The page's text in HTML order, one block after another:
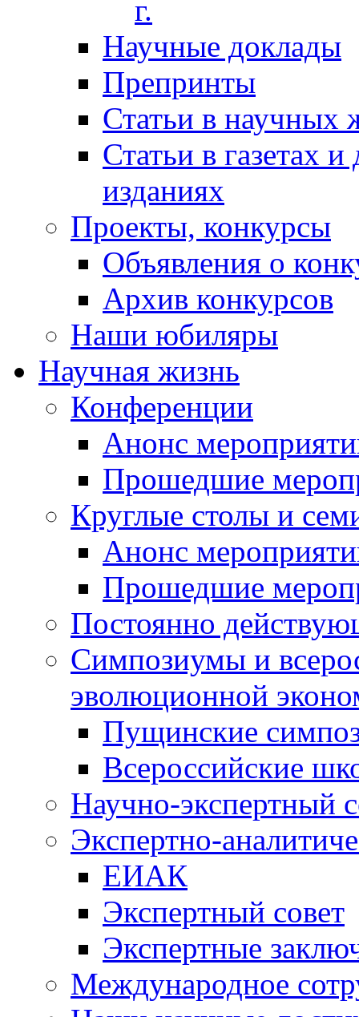
г.
Научные доклады
Препринты
Статьи в научных
Статьи в газетах
изданиях
Проекты, конкурсы
Объявления о
Архив конкурсов
Наши юбиляры
Научная жизнь
Конференции
Анонс
Прошедшие
Круглые столы и
Анонс
Прошедшие
Постоянно
Симпозиумы и
эволюционной
Пущинские
Всероссийские
Научно-экспертный
Экспертно-
ЕИАК
Экспертный совет
Экспертные
Международное